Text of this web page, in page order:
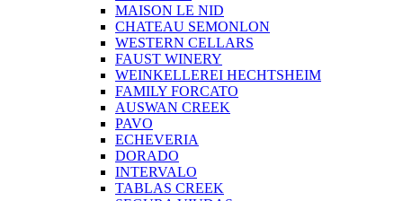
MAISON LE NID
CHATEAU SEMONLON
WESTERN CELLARS
FAUST WINERY
WEINKELLEREI HECHTSHEIM
FAMILY FORCATO
AUSWAN CREEK
PAVO
ECHEVERIA
DORADO
INTERVALO
TABLAS CREEK